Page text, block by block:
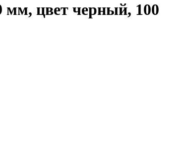
цвет черный, 100